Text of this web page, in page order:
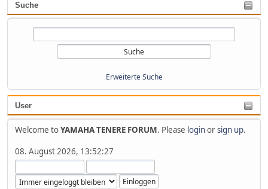
Suche
Erweiterte Suche
User
Welcome toYAMAHA TENERE FORUM. Please loginorsign up.
08. August 2026, 13:52:27